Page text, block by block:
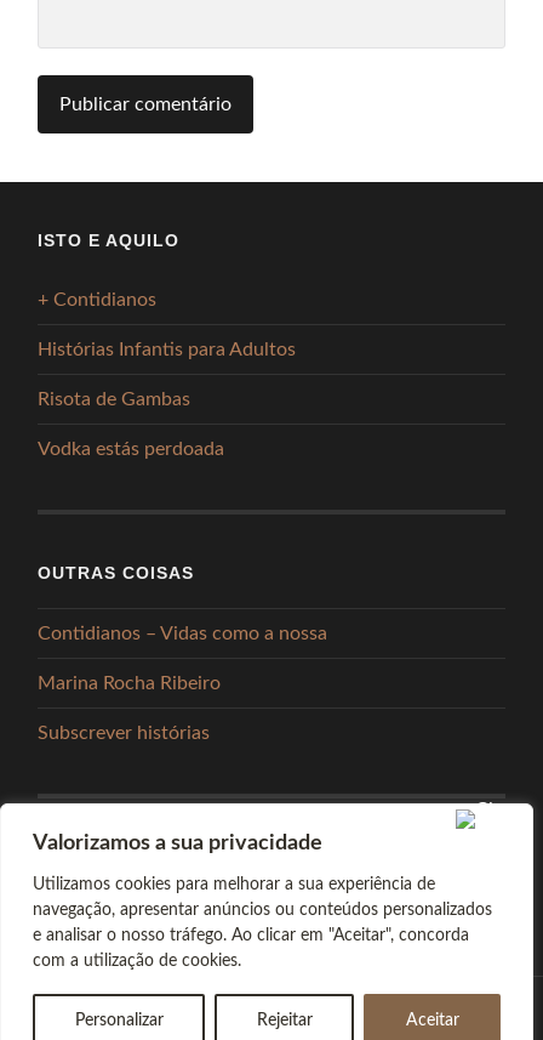
Valorizamos a sua privacidade
Utilizamos cookies para melhorar a sua experiência de
navegação, apresentar anúncios ou conteúdos personalizados
e analisar o nosso tráfego. Ao clicar em "Aceitar", concorda
com a utilização de cookies.
Personalizar Rejeitar Aceitar
ISTO E AQUILO
+ Contidianos
Histórias Infantis para Adultos
Risota de Gambas
Vodka estás perdoada
OUTRAS COISAS
Contidianos – Vidas como a nossa
Marina Rocha Ribeiro
Subscrever histórias
© 2026 ABSINTO MUITO TOPO ↑